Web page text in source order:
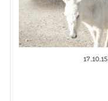
17.10.15